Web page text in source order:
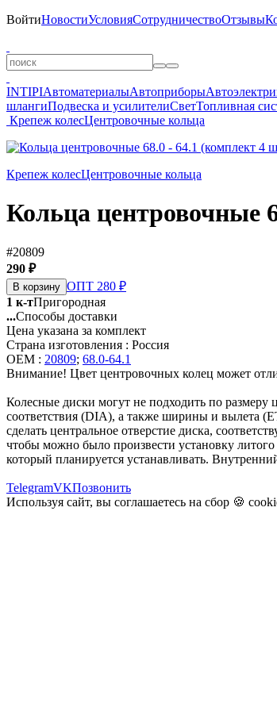
ВойтиНовостиУсловияСотрудничествоОтзывы
INTIPIАвтоматериалыАвтоприборы
шлангиПодвеска и усилителиСветТопливная
Крепеж колесЦентровочные кольца
Крепеж колесЦентровочные кольца
Кольца центровочные
#20809
290 ₽
В корзину ОПТ 280 ₽
1 к-тПригородная
...Способы доставки
Цена указана за комплект
Страна изготовления : Россия
OEM : 20809; 68.0-64.1
Внимание! Цвет центровочных колец может
Колесные диски могут не подходить по размеру
соответствия (DIA), а также ширины и вылета
сделать центральное отверстие диска,
чтобы можно было произвести установку
который планируется устанавливать.
TelegramVKПозвонить
Используя сайт, вы соглашаетесь на сбор 🍪